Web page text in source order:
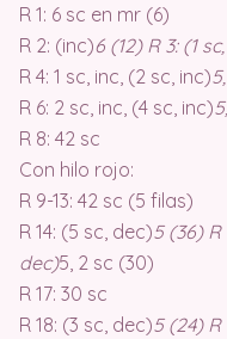
R 1: 6 sc en mr (6)
R 2: (inc)6 (12) R 3: (1
R 4: 1 sc, inc, (2 sc, inc)
R 6: 2 sc, inc, (4 sc, inc)
R 8: 42 sc
Con hilo rojo:
R 9-13: 42 sc (5 filas)
R 14: (5 sc, dec)5 (36) R
dec)5, 2 sc (30)
R 17: 30 sc
R 18: (3 sc, dec)5 (24) R